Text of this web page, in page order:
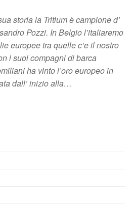
storia la Tritium è campione d’
Pozzi. In Belgio l’italiaremo
europee tra quelle c’e il nostro
i suoi compagni di barca
ha vinto l’oro europeo in
dall’ inizio alla…